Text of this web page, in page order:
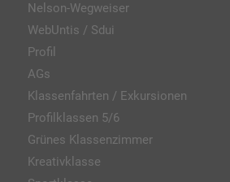
Nelson-Wegweiser
WebUntis / Sdui
Profil
AGs
Klassenfahrten / Exkursionen
Profilklassen 5/6
Grünes Klassenzimmer
Kreativklasse